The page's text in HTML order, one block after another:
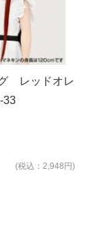
レッドオレ
33
(税込：2,948円)